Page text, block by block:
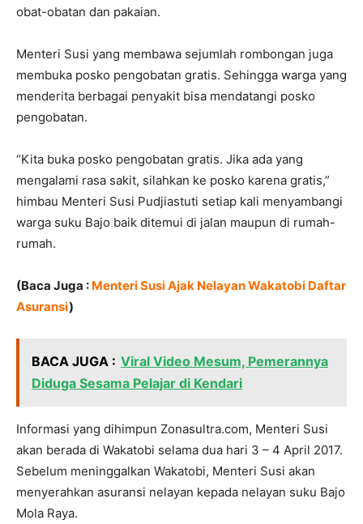
obat-obatan dan pakaian.
Menteri Susi yang membawa sejumlah rombongan juga
membuka posko pengobatan gratis. Sehingga warga yang
menderita berbagai penyakit bisa mendatangi posko
pengobatan.
“Kita buka posko pengobatan gratis. Jika ada yang
mengalami rasa sakit, silahkan ke posko karena gratis,”
himbau Menteri Susi Pudjiastuti setiap kali menyambangi
warga suku Bajo baik ditemui di jalan maupun di rumah-
rumah.
(Baca Juga : Menteri Susi Ajak Nelayan Wakatobi Daftar
Asuransi)
BACA JUGA : Viral Video Mesum, Pemerannya
Diduga Sesama Pelajar di Kendari
Informasi yang dihimpun Zonasultra.com, Menteri Susi
akan berada di Wakatobi selama dua hari 3 – 4 April 2017.
Sebelum meninggalkan Wakatobi, Menteri Susi akan
menyerahkan asuransi nelayan kepada nelayan suku Bajo
Mola Raya.